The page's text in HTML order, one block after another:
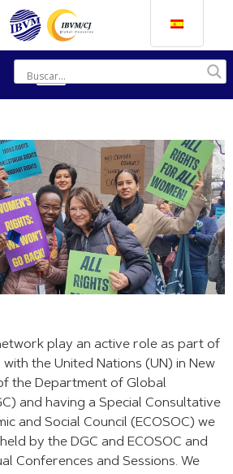
play an active role as part of
the United Nations (UN) in New
the Department of Global
and having a Special Consultative
and Social Council (ECOSOC) we
by the DGC and ECOSOC and
Conferences and Sessions. We